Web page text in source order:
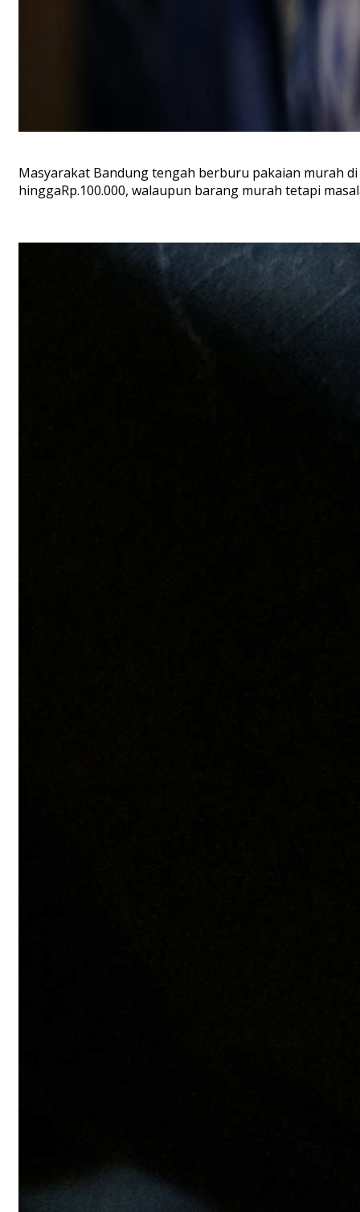
Masyarakat Bandung tengah berburu pakaian murah
hinggaRp.100.000, walaupun barang murah tetapi